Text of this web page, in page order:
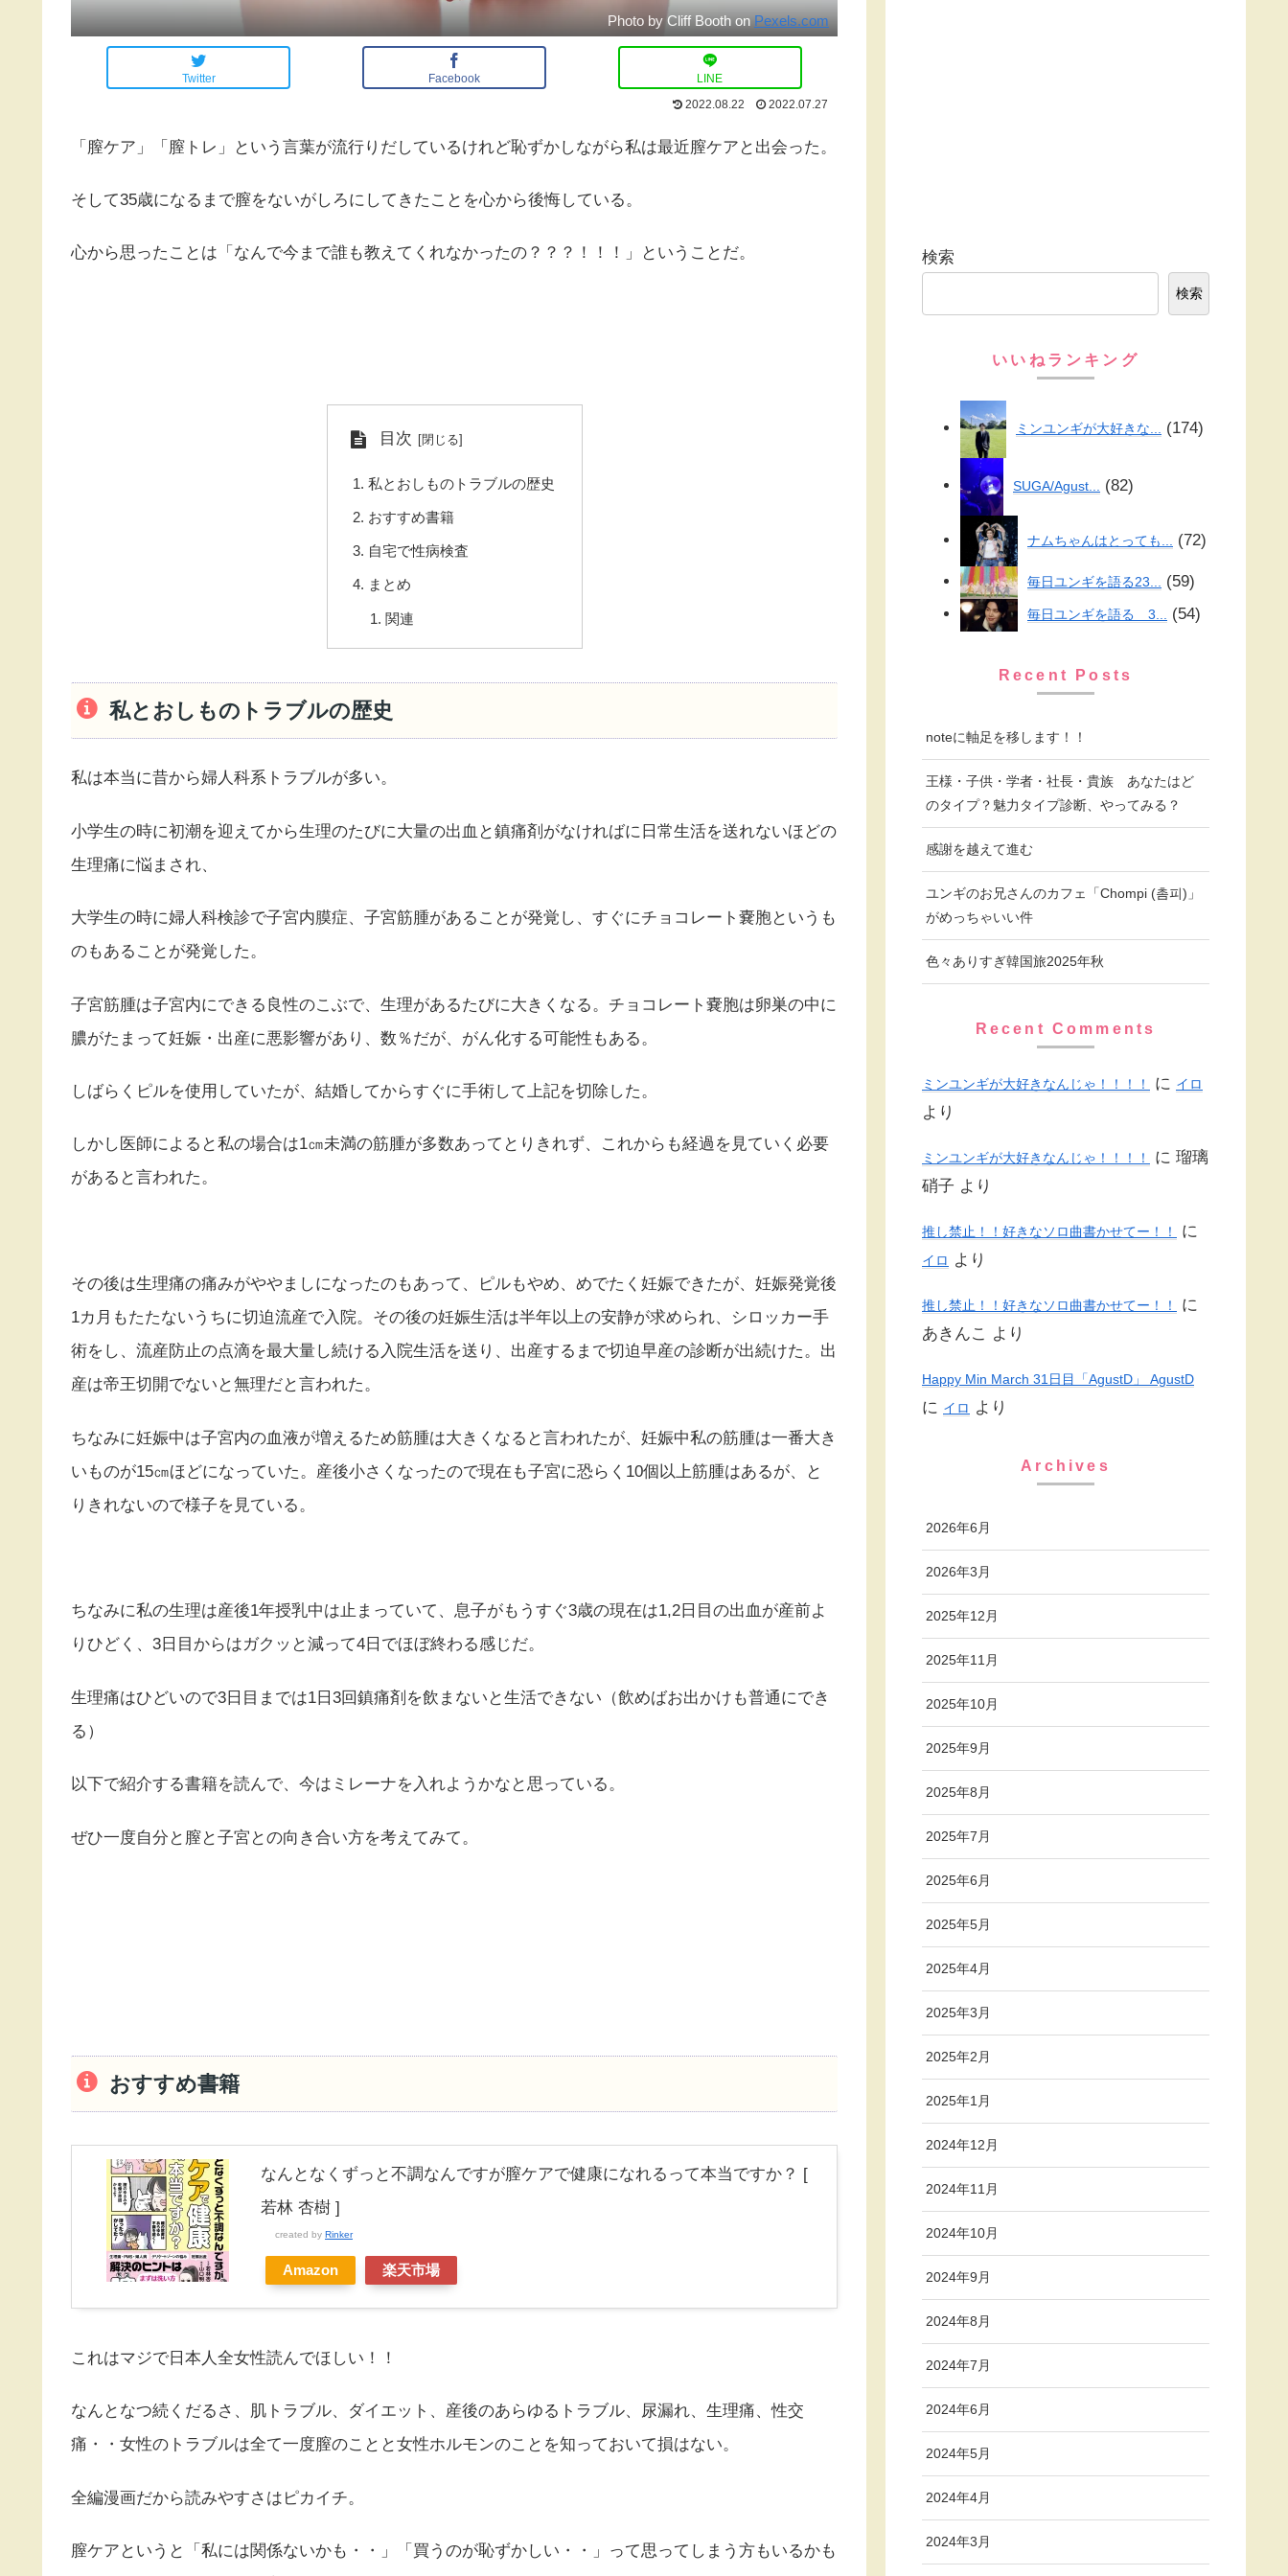
Photo by Cliff Booth onPexels.com
Twitter Facebook
LINE
2022.08.22
2022.07.27
「膣ケア」「膣トレ」という言葉が流行りだしているけれど恥ずかしながら私は最近膣ケアと出会った。
そして35歳になるまで膣をないがしろにしてきたことを心から後悔している。
心から思ったことは「なんで今まで誰も教えてくれなかったの？？？！！！」ということだ。
目次
私とおしものトラブルの歴史
おすすめ書籍
自宅で性病検査
まとめ
関連
私とおしものトラブルの歴史
私は本当に昔から婦人科系トラブルが多い。
小学生の時に初潮を迎えてから生理のたびに大量の出血と鎮痛剤がなければに日常生活を送れないほどの
生理痛に悩まされ、
大学生の時に婦人科検診で子宮内膜症、子宮筋腫があることが発覚し、すぐにチョコレート嚢胞というも
のもあることが発覚した。
子宮筋腫は子宮内にできる良性のこぶで、生理があるたびに大きくなる。チョコレート嚢胞は卵巣の中に
膿がたまって妊娠・出産に悪影響があり、数％だが、がん化する可能性もある。
しばらくピルを使用していたが、結婚してからすぐに手術して上記を切除した。
しかし医師によると私の場合は1㎝未満の筋腫が多数あってとりきれず、これからも経過を見ていく必要
があると言われた。
その後は生理痛の痛みがややましになったのもあって、ピルもやめ、めでたく妊娠できたが、妊娠発覚後
1カ月もたたないうちに切迫流産で入院。その後の妊娠生活は半年以上の安静が求められ、シロッカー手
術をし、流産防止の点滴を最大量し続ける入院生活を送り、出産するまで切迫早産の診断が出続けた。出
産は帝王切開でないと無理だと言われた。
ちなみに妊娠中は子宮内の血液が増えるため筋腫は大きくなると言われたが、妊娠中私の筋腫は一番大き
いものが15㎝ほどになっていた。産後小さくなったので現在も子宮に恐らく10個以上筋腫はあるが、と
りきれないので様子を見ている。
ちなみに私の生理は産後1年授乳中は止まっていて、息子がもうすぐ3歳の現在は1,2日目の出血が産前よ
りひどく、3日目からはガクッと減って4日でほぼ終わる感じだ。
生理痛はひどいので3日目までは1日3回鎮痛剤を飲まないと生活できない（飲めばお出かけも普通にでき
る）
以下で紹介する書籍を読んで、今はミレーナを入れようかなと思っている。
ぜひ一度自分と膣と子宮との向き合い方を考えてみて。
おすすめ書籍
なんとなくずっと不調なんですが膣ケアで健康になれるって本当ですか？ [
若林 杏樹 ]
created by Rinker
Amazon 楽天市場
これはマジで日本人全女性読んでほしい！！
なんとなつ続くだるさ、肌トラブル、ダイエット、産後のあらゆるトラブル、尿漏れ、生理痛、性交
痛・・女性のトラブルは全て一度膣のことと女性ホルモンのことを知っておいて損はない。
全編漫画だから読みやすさはピカイチ。
膣ケアというと「私には関係ないかも・・」「買うのが恥ずかしい・・」って思ってしまう方もいるかも
検索
検索
いいねランキング
ミンユンギが大好きな... 174
SUGA/Agust... 82
ナムちゃんはとっても... 72
毎日ユンギを語る23... 59
毎日ユンギを語る 3... 54
Recent Posts
noteに軸足を移します！！
王様・子供・学者・社長・貴族 あなたはど
のタイプ？魅力タイプ診断、やってみる？
感謝を越えて進む
ユンギのお兄さんのカフェ「Chompi (촘피)」
がめっちゃいい件
色々ありすぎ韓国旅2025年秋
Recent Comments
ミンユンギが大好きなんじゃ！！！！ に イロ
より
ミンユンギが大好きなんじゃ！！！！ に 瑠璃
硝子 より
推し禁止！！好きなソロ曲書かせてー！！ に
イロ より
推し禁止！！好きなソロ曲書かせてー！！
に
あきんこ
より
Happy Min March 31日目「AgustD」 AgustD
に イロ より
Archives
2026年6月
2026年3月
2025年12月
2025年11月
2025年10月
2025年9月
2025年8月
2025年7月
2025年6月
2025年5月
2025年4月
2025年3月
2025年2月
2025年1月
2024年12月
2024年11月
2024年10月
2024年9月
2024年8月
2024年7月
2024年6月
2024年5月
2024年4月
2024年3月